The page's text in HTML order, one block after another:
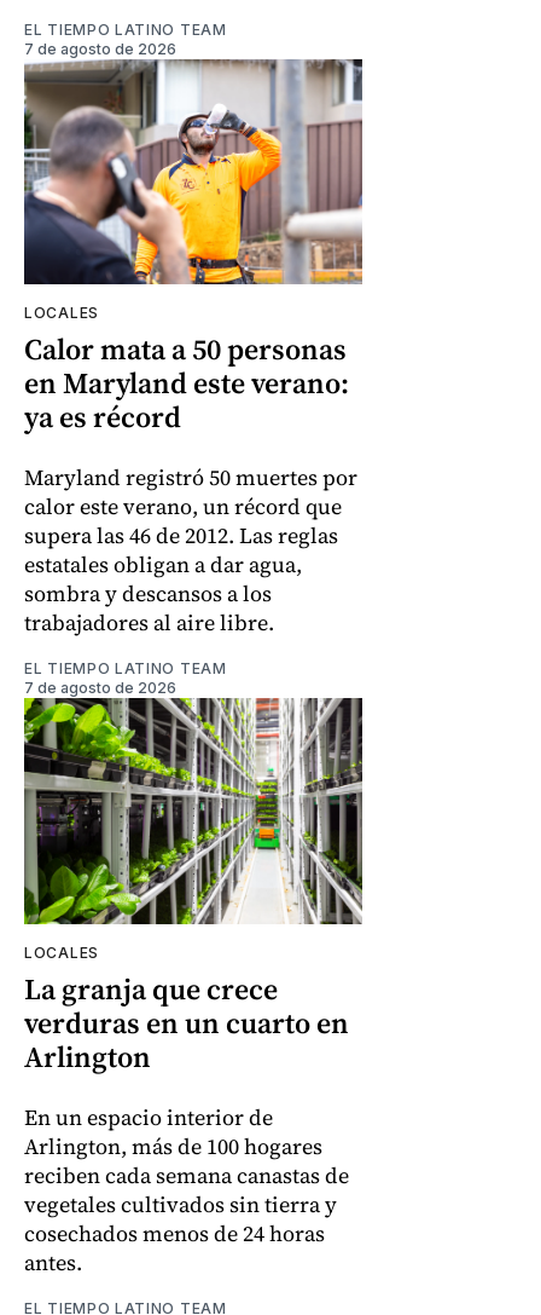
EL TIEMPO LATINO TEAM
7 de agosto de 2026
LOCALES
Calor mata a 50 personas
en Maryland este verano:
ya es récord
Maryland registró 50 muertes por
calor este verano, un récord que
supera las 46 de 2012. Las reglas
estatales obligan a dar agua,
sombra y descansos a los
trabajadores al aire libre.
EL TIEMPO LATINO TEAM
7 de agosto de 2026
LOCALES
La granja que crece
verduras en un cuarto en
Arlington
En un espacio interior de
Arlington, más de 100 hogares
reciben cada semana canastas de
vegetales cultivados sin tierra y
cosechados menos de 24 horas
antes.
EL TIEMPO LATINO TEAM